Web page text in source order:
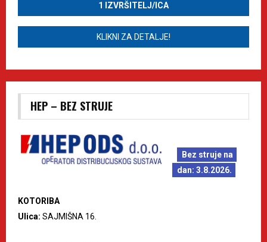
1 IZVRŠITELJ/ICA
KLIKNI ZA DETALJE!
HEP – BEZ STRUJE
Bez struje na
dan: 3.8.2026.
KOTORIBA
Ulica: SAJMIŠNA 16.